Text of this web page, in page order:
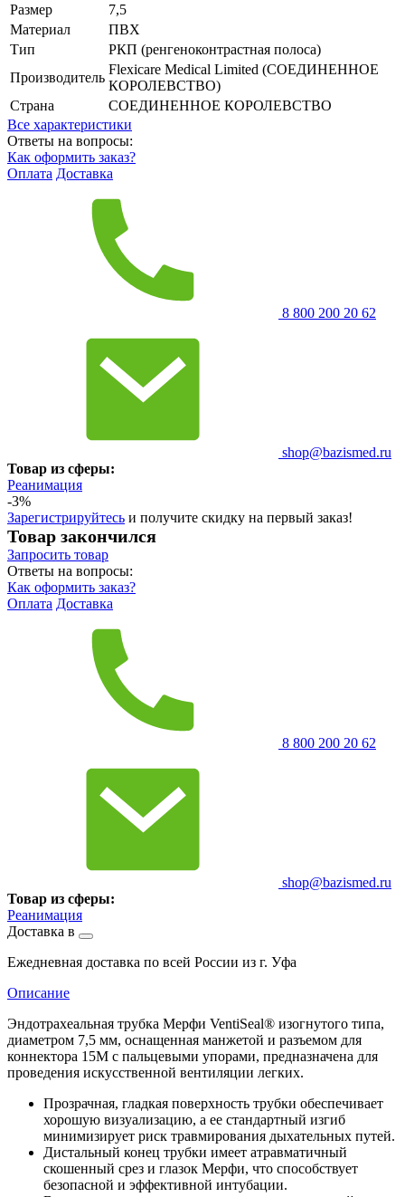
Размер
7,5
Материал
ПВХ
Тип
РКП (ренгеноконтрастная полоса)
Производитель
Flexicare Medical Limited (СОЕДИНЕННОЕ
КОРОЛЕВСТВО)
Страна
СОЕДИНЕННОЕ КОРОЛЕВСТВО
Все характеристики
Ответы на вопросы:
Как оформить заказ?
Оплата Доставка
8 800 200 20 62
shop@bazismed.ru
Товар из сферы:
Реанимация
-3%
Зарегистрируйтесь и получите скидку на первый заказ!
Товар закончился
Запросить товар
Ответы на вопросы:
Как оформить заказ?
Оплата Доставка
8 800 200 20 62
shop@bazismed.ru
Товар из сферы:
Реанимация
Доставка в
Ежедневная доставка по всей России из г. Уфа
Описание
Эндотрахеальная трубка Мерфи VentiSeal® изогнутого типа,
диаметром 7,5 мм, оснащенная манжетой и разъемом для
коннектора 15М с пальцевыми упорами, предназначена для
проведения искусственной вентиляции легких.
Прозрачная, гладкая поверхность трубки обеспечивает
хорошую визуализацию, а ее стандартный изгиб
минимизирует риск травмирования дыхательных путей.
Дистальный конец трубки имеет атравматичный
скошенный срез и глазок Мерфи, что способствует
безопасной и эффективной интубации.